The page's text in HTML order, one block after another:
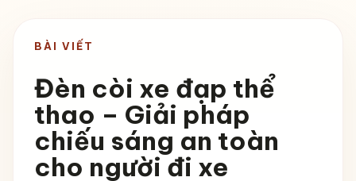
BÀI VIẾT
Đèn còi xe đạp thể
thao – Giải pháp
chiếu sáng an toàn
cho người đi xe